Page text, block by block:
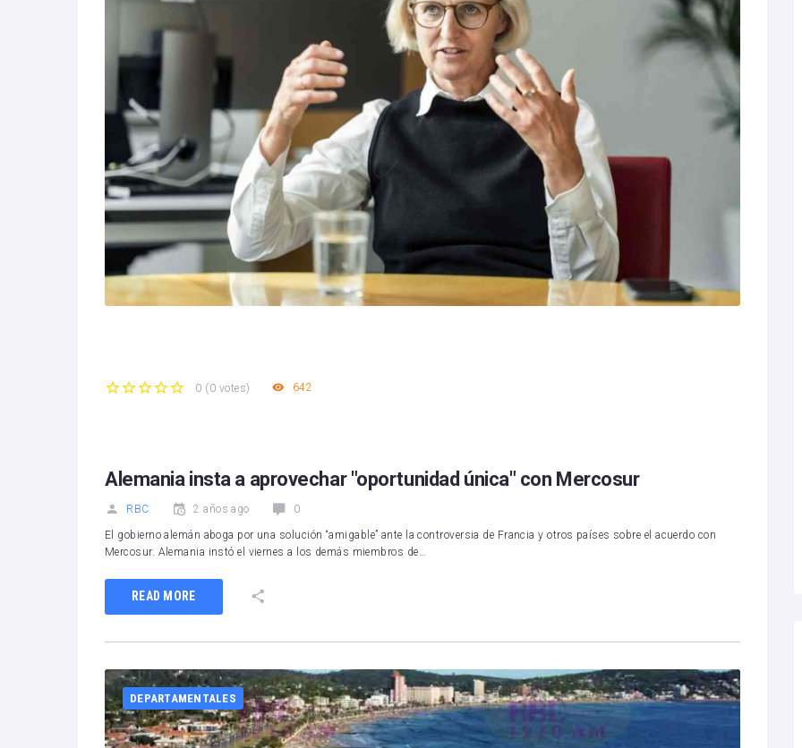
0 (0 votes) 642
Alemania insta a aprovechar "oportunidad única" con Mercosur
RBC 2 años ago 0
El gobierno alemán aboga por una solución “amigable” ante la controversia de Francia y otros países sobre el acuerdo con
Mercosur. Alemania instó el viernes a los demás miembros de…
READ MORE
DEPARTAMENTALES